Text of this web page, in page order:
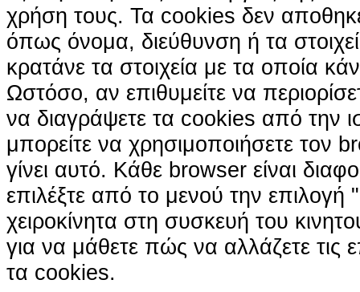
χρήση τους. Τα cookies δεν
όπως όνομα, διεύθυνση ή τα
κρατάνε τα στοιχεία με τα οποία
Ωστόσο, αν επιθυμείτε να
να διαγράψετε τα cookies από την
μπορείτε να χρησιμοποιήσετε τον
γίνει αυτό. Κάθε browser είναι
επιλέξτε από το μενού την επιλογή
χειροκίνητα στη συσκευή του
για να μάθετε πώς να αλλάζετε τις
τα cookies.